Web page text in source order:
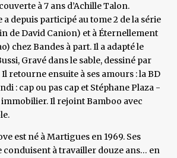
à 7 ans d’Achille Talon.
depuis participé au tome 2 de la série
de David Canion) et à Éternellement
chez Bandes à part. Il a adapté le
Gravé dans le sable, dessiné par
retourne ensuite à ses amours : la BD
: cap ou pas cap et Stéphane Plaza -
Il rejoint Bamboo avec
est né à Martigues en 1969. Ses
conduisent à travailler douze ans… en